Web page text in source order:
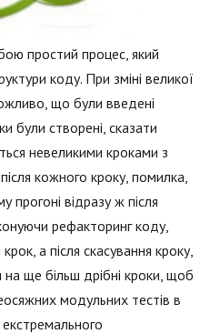
простий процес, який
коду. При зміні великої
що були введені
були створені, сказати
невеликими кроками з
кожного кроку, помилка,
прогоні відразу ж після
рефакторинг коду,
а після скасування кроку,
ще більш дрібні кроки, щоб
модульних тестів в